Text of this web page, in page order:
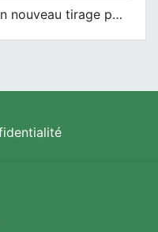
Un nouveau tirage pour le Docu-BD